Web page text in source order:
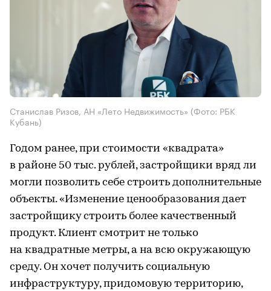
Станислав Ризов, АН «Лето Недвижимость» (Фото: РБК
Кубань)
Годом ранее, при стоимости «квадрата»
в районе 50 тыс. рублей, застройщики вряд ли
могли позволить себе строить дополнительные
объекты. «Изменение ценообразования дает
застройщику строить более качественный
продукт. Клиент смотрит не только
на квадратные метры, а на всю окружающую
среду. Он хочет получить социальную
инфраструктуру, придомовую территорию,